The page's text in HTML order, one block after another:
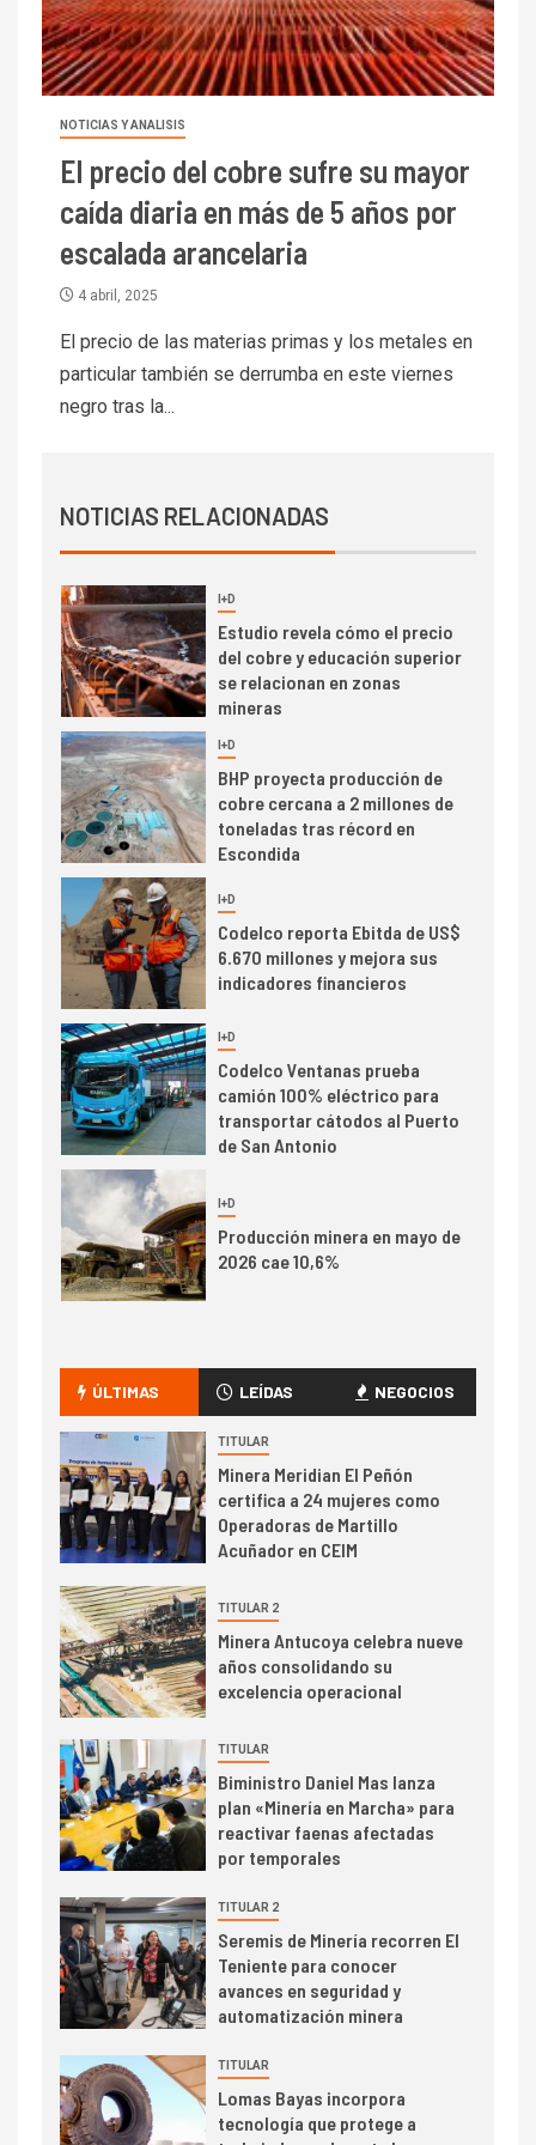
NOTICIAS Y ANALISIS
El precio del cobre sufre su mayor
caída diaria en más de 5 años por
escalada arancelaria
4 abril, 2025
El precio de las materias primas y los metales en
particular también se derrumba en este viernes
negro tras la...
NOTICIAS RELACIONADAS
1 I+D
Codelco Ventanas prueba
camión 100% eléctrico para
transportar cátodos al Puerto
I+D
Producción minera en mayo de
2026 cae 10,6%
PIB minero impacta el
crecimiento regional: Banco
Cochilco: precio del cobre
de concentrados
5 I+D
Estudio revela cómo el precio
del cobre y educación superior
se relacionan en zonas
mineras
6 I+D
BHP proyecta producción de
cobre cercana a 2 millones de
toneladas tras récord en
Escondida
I+D
Codelco reporta Ebitda de US$
6.670 millones y mejora sus
indicadores financieros
1 I+D
Codelco Ventanas prueba
camión 100% eléctrico para
transportar cátodos al Puerto
de San Antonio
I+D
Producción minera en mayo de
2026 cae 10,6%
crecimiento regional: Banco
Central reporta resultados
dispares en el primer
trimestre
4 I+D
Informe bimensual de
Cochilco: precio del cobre
alcanza máximos por escasez
5 I+D
Estudio revela cómo el precio
del cobre y educación superior
se relacionan en zonas
6 I+D
BHP proyecta producción de
cobre cercana a 2 millones de
toneladas tras récord en
Escondida
7 I+D
Codelco reporta Ebitda de US$
6.670 millones y mejora sus
indicadores financieros
ÚLTIMAS LEÍDAS NEGOCIOS
TITULAR
Minera Meridian El Peñón
certifica a 24 mujeres como
Operadoras de Martillo
Acuñador en CEIM
TITULAR 2
Minera Antucoya celebra nueve
años consolidando su
excelencia operacional
TITULAR
Biministro Daniel Mas lanza
plan «Minería en Marcha» para
reactivar faenas afectadas
por temporales
TITULAR 2
Seremis de Minería recorren El
Teniente para conocer
avances en seguridad y
automatización minera
TITULAR
Lomas Bayas incorpora
tecnología que protege a